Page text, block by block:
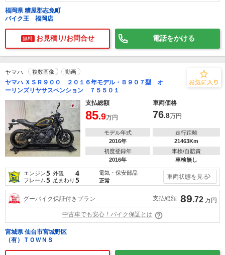
福岡県 糟屋郡志免町
バイク王 福岡店
無料 お見積り/お問合せ 電話をかける
ヤマハ 複数画像 動画
ヤマハ ＸＳＲ９００ ２０１６年モデル・Ｂ９０７型 オ
ーリンズリヤサスペンション ７５５０１
支払総額
車両価格
85.9万円 76.8万円
モデル年式
2016年
走行距離
21463Km
初度登録年
2016年
車検/自賠責
車検無し
エンジン5 外観 4
フレーム5 足まわり 5
電気・保安部品
正常
車両状態を見る
グーバイク保証付きプラン 支払総額 89.72 万円
中古車でも安心！バイク保証とは
宮城県 仙台市宮城野区
（有）ＴＯＷＮＳ